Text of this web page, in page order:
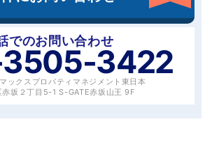
でのお問い合わせ
3422
ックスプロパティマネジメント東日本
赤坂２丁目5-1 S-GATE赤坂山王 9F